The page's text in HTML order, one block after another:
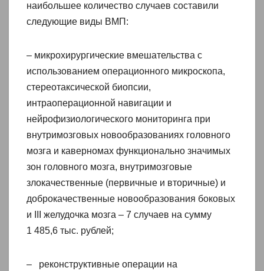
наибольшее количество случаев составили
следующие виды ВМП:
– микрохирургические вмешательства с
использованием операционного микроскопа,
стереотаксической биопсии,
интраоперационной навигации и
нейрофизиологического мониторинга при
внутримозговых новообразованиях головного
мозга и каверномах функционально значимых
зон головного мозга, внутримозговые
злокачественные (первичные и вторичные) и
доброкачественные новообразования боковых
и III желудочка мозга – 7 случаев на сумму
1 485,6 тыс. рублей;
– реконструктивные операции на